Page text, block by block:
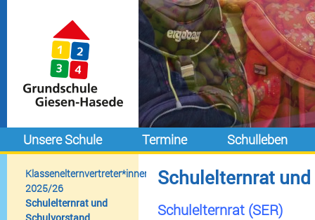
Unsere Schule Termine Schulleben
Klassenelternvertreter*innen
2025/26
Schulelternrat und
Schulelternrat
Schulelternrat (SER)